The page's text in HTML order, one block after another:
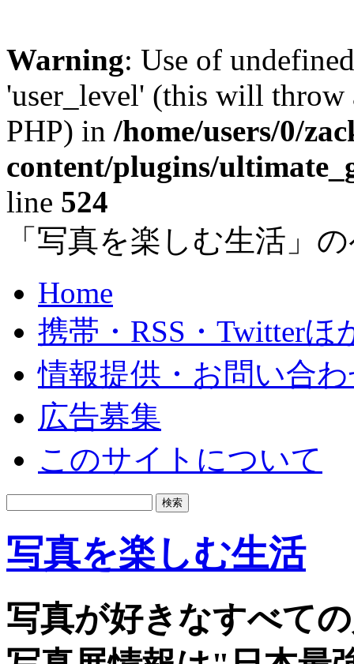
Warning: Use of
'user_level' (this will
PHP) in /home/users/0/
content/plugins/
line 524
「写真を楽しむ生活」
Home
携帯・RSS・Twitterほ
情報提供・お問い合
広告募集
このサイトについて
写真を楽しむ生活
写真が好きなすべて